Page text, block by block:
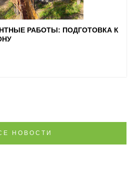
РАБОТЫ: ПОДГОТОВКА К
НОВОСТИ